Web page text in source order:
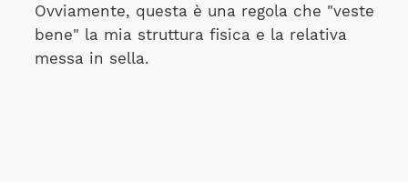
Ovviamente, questa è una regola che "veste
bene" la mia struttura fisica e la relativa
messa in sella.